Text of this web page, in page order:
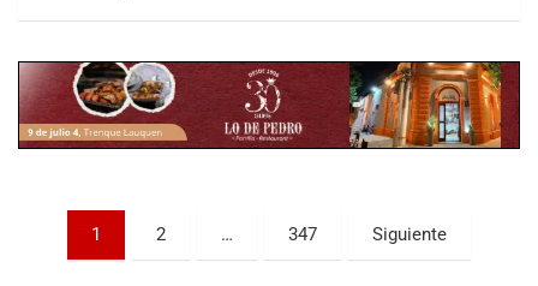
Paginación
1 2 … 347 Siguiente
Baradero (Buenos Aires)
KDO - F6
Ciudad de Trenque Lauquen (Asfalto)
Trenque Lauquen (Buenos Aires)
Villaguay (Entre Ríos)